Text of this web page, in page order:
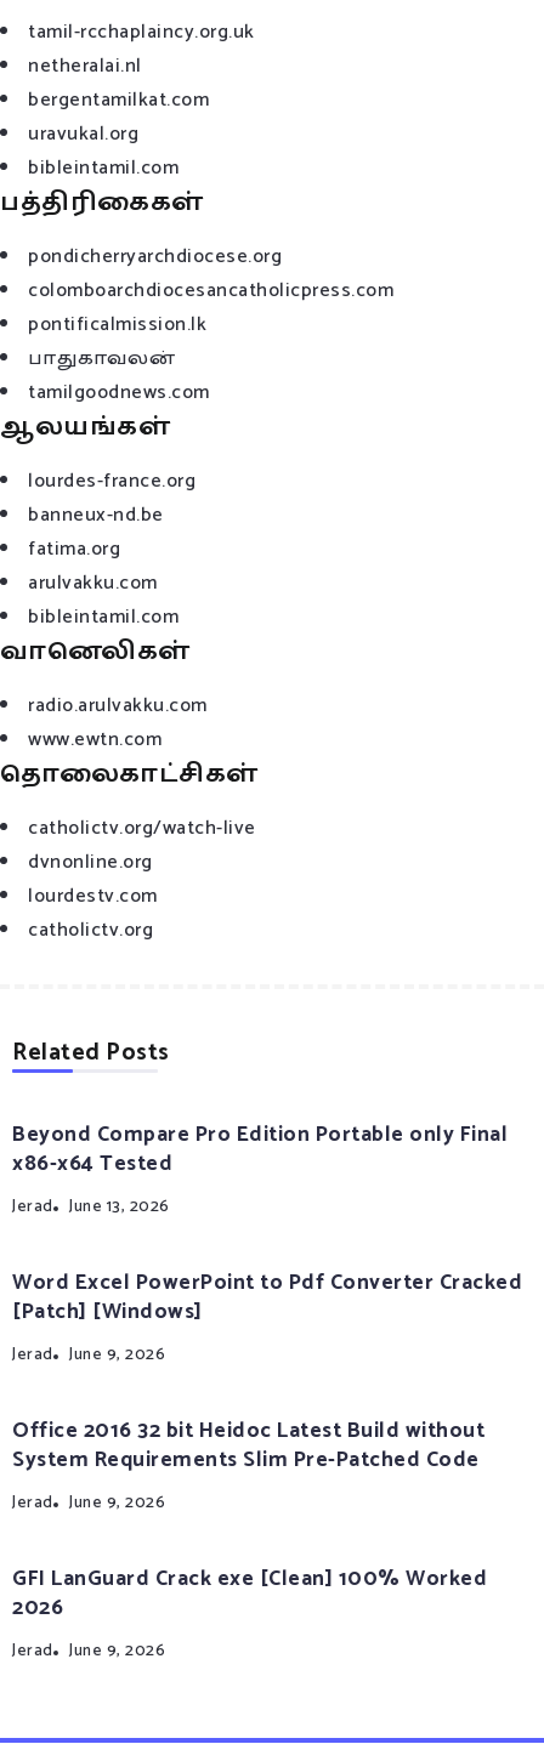
tamil-rcchaplaincy.org.uk
netheralai.nl
bergentamilkat.com
uravukal.org
bibleintamil.com
பத்திரிகைகள்
pondicherryarchdiocese.org
colomboarchdiocesancatholicpress.com
pontificalmission.lk
பாதுகாவலன்
tamilgoodnews.com
ஆலயங்கள்
lourdes-france.org
banneux-nd.be
fatima.org
arulvakku.com
bibleintamil.com
வானெலிகள்
radio.arulvakku.com
www.ewtn.com
தொலைகாட்சிகள்
catholictv.org/watch-live
dvnonline.org
lourdestv.com
catholictv.org
Related Posts
Beyond Compare Pro Edition Portable only Final
x86-x64 Tested
Jerad June 13, 2026
Word Excel PowerPoint to Pdf Converter Cracked
[Patch] [Windows]
Jerad June 9, 2026
Office 2016 32 bit Heidoc Latest Build without
System Requirements Slim Pre-Patched Code
Jerad June 9, 2026
GFI LanGuard Crack exe [Clean] 100% Worked
2026
Jerad June 9, 2026